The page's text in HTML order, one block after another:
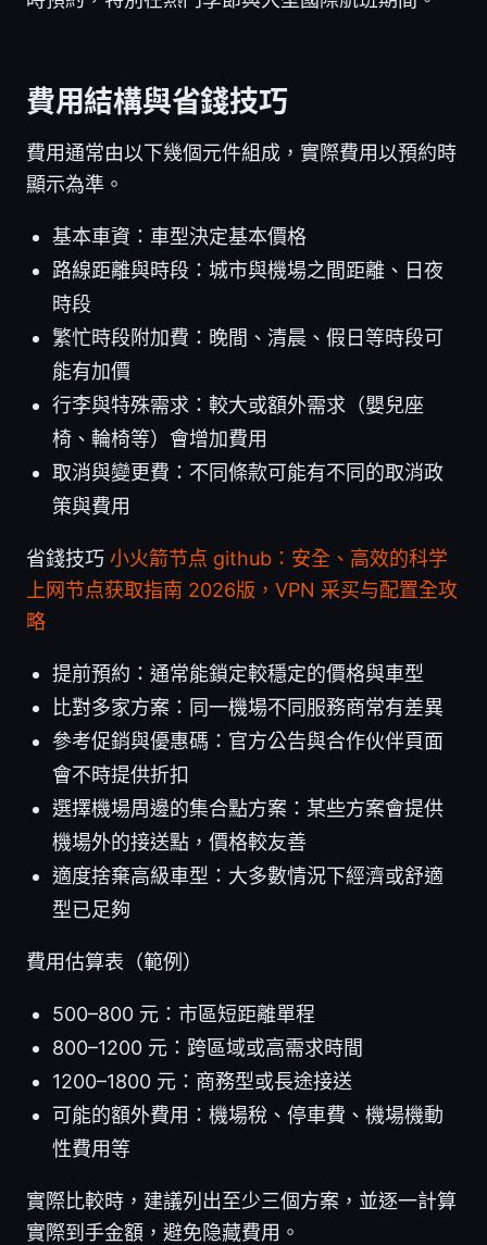
費用結構與省錢技巧
費用通常由以下幾個元件組成，實際費用以預約時
顯示為準。
基本車資：車型決定基本價格
路線距離與時段：城市與機場之間距離、日夜
時段
繁忙時段附加費：晚間、清晨、假日等時段可
能有加價
行李與特殊需求：較大或額外需求（嬰兒座
椅、輪椅等）會增加費用
取消與變更費：不同條款可能有不同的取消政
策與費用
省錢技巧 小火箭节点 github：安全、高效的科学
上网节点获取指南 2026版，VPN 采买与配置全攻
略
提前預約：通常能鎖定較穩定的價格與車型
比對多家方案：同一機場不同服務商常有差異
參考促銷與優惠碼：官方公告與合作伙伴頁面
會不時提供折扣
選擇機場周邊的集合點方案：某些方案會提供
機場外的接送點，價格較友善
適度捨棄高級車型：大多數情況下經濟或舒適
型已足夠
費用估算表（範例）
500–800 元：市區短距離單程
800–1200 元：跨區域或高需求時間
1200–1800 元：商務型或長途接送
可能的額外費用：機場稅、停車費、機場機動
性費用等
實際比較時，建議列出至少三個方案，並逐一計算
實際到手金額，避免隐藏費用。